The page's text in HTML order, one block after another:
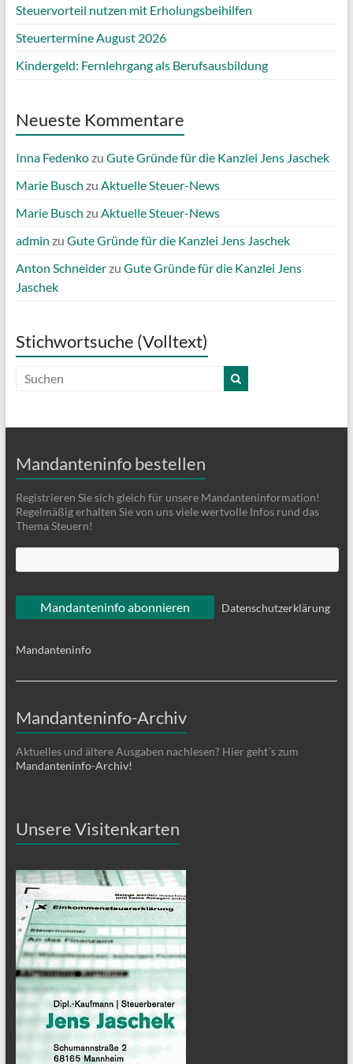
Steuervorteil nutzen mit Erholungsbeihilfen
Steuertermine August 2026
Kindergeld: Fernlehrgang als Berufsausbildung
Neueste Kommentare
Inna Fedenkozu Gute Gründe für die Kanzlei Jens Jaschek
Marie Busch zu Aktuelle Steuer-News
Marie Busch zu Aktuelle Steuer-News
admin zu Gute Gründe für die Kanzlei Jens Jaschek
Anton Schneiderzu Gute Gründe für die Kanzlei Jens
Jaschek
Stichwortsuche (Volltext)
Mandanteninfo bestellen
Registrieren Sie sich gleich für unsere Mandanteninformation!
Regelmäßig erhalten Sie von uns viele wertvolle Infos rund das
Thema Steuern!
Datenschutzerklärung
Mandanteninfo
Mandanteninfo-Archiv
Aktuelles und ältere Ausgaben nachlesen? Hier geht´s zum
Mandanteninfo-Archiv!
Unsere Visitenkarten